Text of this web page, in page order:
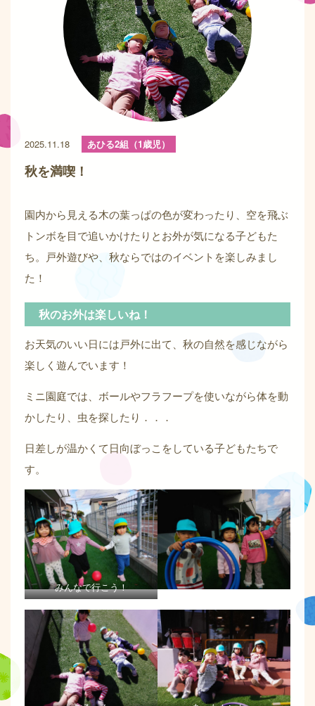
2025.11.18 あひる2組（1歳児）
秋を満喫！
園内から見える木の葉っぱの色が変わったり、空を飛ぶ
トンボを目で追いかけたりとお外が気になる子どもた
ち。戸外遊びや、秋ならではのイベントを楽しみまし
た！
秋のお外は楽しいね！
お天気のいい日には戸外に出て、秋の自然を感じながら
楽しく遊んでいます！
ミニ園庭では、ボールやフラフープを使いながら体を動
かしたり、虫を探したり．．．
日差しが温かくて日向ぼっこをしている子どもたちで
す。
みんなで行こう！